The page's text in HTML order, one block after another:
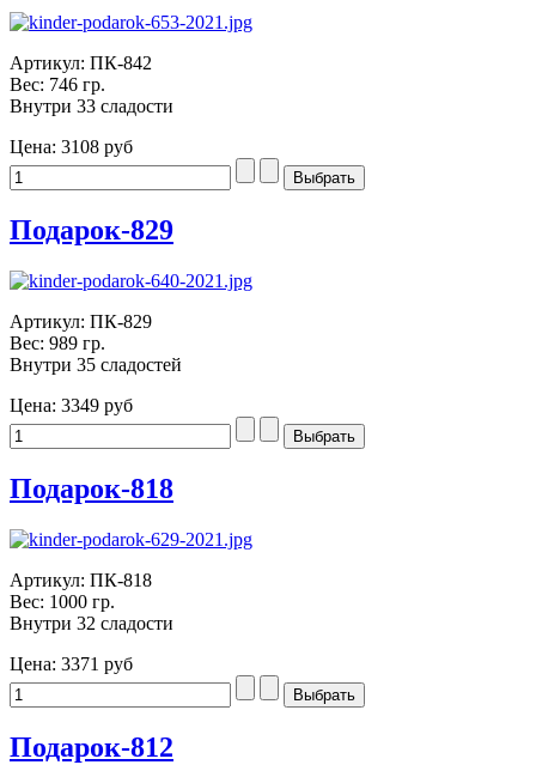
Артикул: ПК-842
Вес: 746 гр.
Внутри 33 сладости
Цена: 3108 руб
Подарок-829
Артикул: ПК-829
Вес: 989 гр.
Внутри 35 сладостей
Цена: 3349 руб
Подарок-818
Артикул: ПК-818
Вес: 1000 гр.
Внутри 32 сладости
Цена: 3371 руб
Подарок-812